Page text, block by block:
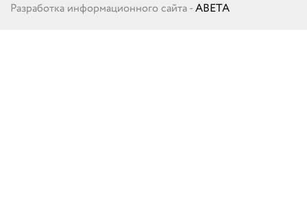
Разработка информационного сайта -ABETA